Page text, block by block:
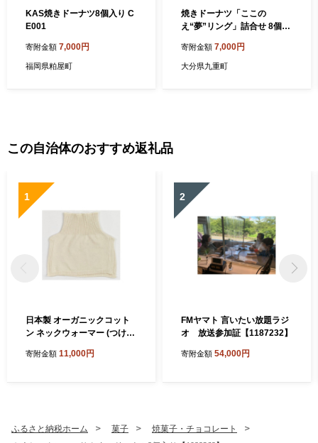
KAS焼きドーナツ8個入り C
E001
寄附金額 7,000円
福岡県粕屋町
焼きドーナツ「ここの
え“夢”リング」詰合せ 8個入
寄附金額 7,000円
大分県九重町
この自治体のおすすめ返礼品
1
日本製 オーガニックコット
ン ネックウォーマー (つけ
065】
寄附金額 11,000円
2
FMヤマト 言いたい放題ラジ
オ 放送参加証【1187232】
寄附金額 54,000円
ふるさと納税ホーム 菓子
焼菓子・チョコレート